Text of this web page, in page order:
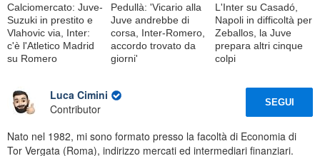
Calciomercato: Juve-
Suzuki in prestito e
Vlahovic via, Inter:
c'è l'Atletico Madrid
su Romero
Pedullà: 'Vicario alla
Juve andrebbe di
corsa, Inter-Romero,
accordo trovato da
giorni'
L'Inter su Casadó,
Napoli in difficoltà per
Zeballos, la Juve
prepara altri cinque
colpi
Luca Cimini
Contributor
SEGUI
Nato nel 1982, mi sono formato presso la facoltà di Economia di
Tor Vergata (Roma), indirizzo mercati ed intermediari finanziari.